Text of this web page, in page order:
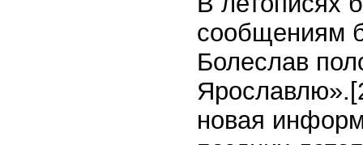
сообщениям
Болеслав
Ярославлю».
новая